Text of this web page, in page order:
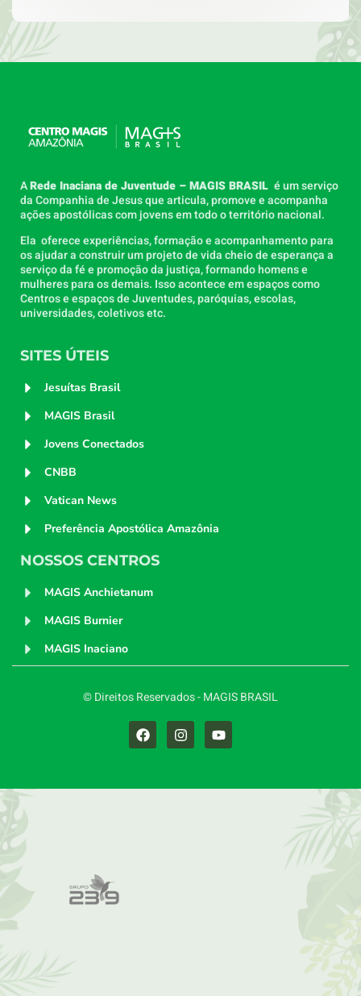
ARede Inaciana de Juventude – MAGIS BRASIL é um serviço
da Companhia de Jesus que articula, promove e acompanha
ações apostólicas com jovens em todo o território nacional.
Ela oferece experiências, formação e acompanhamento para
os ajudar a construir um projeto de vida cheio de esperança a
serviço da fé e promoção da justiça, formando homens e
mulheres para os demais. Isso acontece em espaços como
Centros e espaços de Juventudes, paróquias, escolas,
universidades, coletivos etc.
SITES ÚTEIS
Jesuítas Brasil
MAGIS Brasil
Jovens Conectados
CNBB
Vatican News
Preferência Apostólica Amazônia
NOSSOS CENTROS
MAGIS Anchietanum
MAGIS Burnier
MAGIS Inaciano
© Direitos Reservados - MAGIS BRASIL